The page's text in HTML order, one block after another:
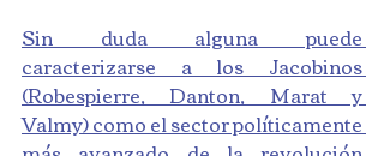
Sin duda alguna puede
caracterizarse a los Jacobinos
(Robespierre, Danton, Marat y
Valmy) como el sector políticamente